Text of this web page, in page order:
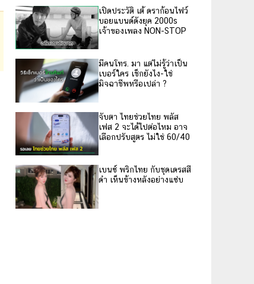
เปิดประวัติ เต้ ดราก้อนไฟว์
บอยแบนด์ดังยุค 2000s
เจ้าของเพลง NON-STOP
มีคนโทร. มา แต่ไม่รู้ว่าเป็น
เบอร์ใคร เช็กยังไง-ใช่
มิจฉาชีพหรือเปล่า ?
จับตา ไทยช่วยไทย พลัส
เฟส 2 จะได้ไปต่อไหม อาจ
เลือกปรับสูตร ไม่ใช่ 60/40
เบนซ์ พริกไทย กับชุดเดรสสี
ดำ เห็นข้างหลังอย่างแซ่บ